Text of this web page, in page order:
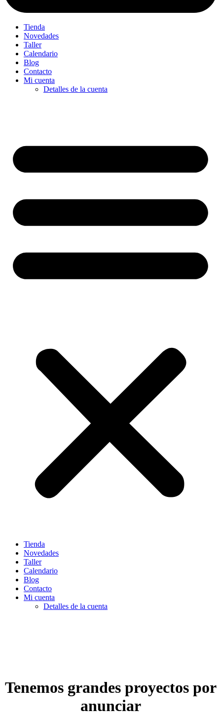
Tienda
Novedades
Taller
Calendario
Blog
Contacto
Mi cuenta
Detalles de la cuenta
Tienda
Novedades
Taller
Calendario
Blog
Contacto
Mi cuenta
Detalles de la cuenta
Tenemos grandes proyectos por
anunciar